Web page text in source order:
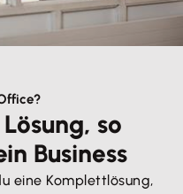
so
Business
eine Komplettlösung,